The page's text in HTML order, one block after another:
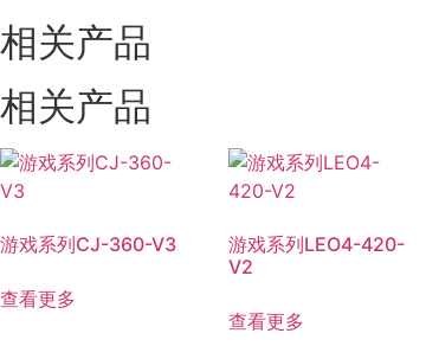
相关产品
相关产品
游戏系列CJ-360-V3
查看更多
游戏系列LEO4-420-
V2
查看更多